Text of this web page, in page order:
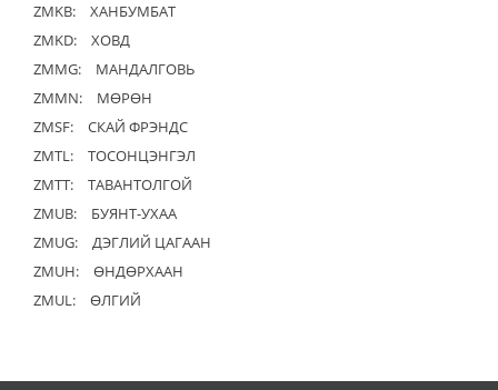
ZMKB:
ХАНБУМБАТ
ZMKD:
ХОВД
ZMMG:
МАНДАЛГОВЬ
ZMMN:
МӨРӨН
ZMSF:
СКАЙ ФРЭНДС
ZMTL:
ТОСОНЦЭНГЭЛ
ZMTT:
ТАВАНТОЛГОЙ
ZMUB:
БУЯНТ-УХАА
ZMUG:
ДЭГЛИЙ ЦАГААН
ZMUH:
ӨНДӨРХААН
ZMUL:
ӨЛГИЙ